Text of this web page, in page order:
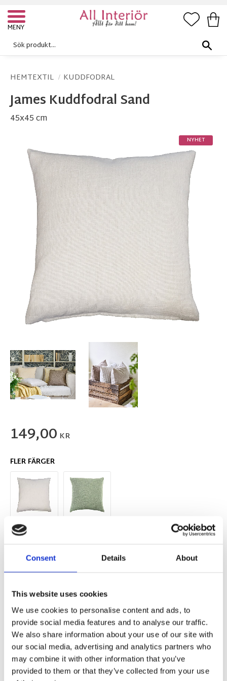
Consent Details About
This website uses cookies
We use cookies to personalise content and ads, to
provide social media features and to analyse our traffic.
We also share information about your use of our site with
our social media, advertising and analytics partners who
may combine it with other information that you’ve
provided to them or that they’ve collected from your use
Meny
HEMTEXTIL KUDDFODRAL
James Kuddfodral Sand
45x45 cm
NYHET
149,00 KR
FLER FÄRGER
Antal Lägg
Lagerstatus 2 st i lager
Fri frakt över 995kr
Snabba leveranser
Enkel betalning med Klarna
BESKRIVNING